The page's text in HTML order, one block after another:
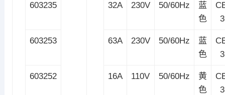
603235 32A 230V 50/60Hz
蓝
色
603253 63A 230V 50/60Hz
蓝
色
603252 16A 110V 50/60Hz
黄
色